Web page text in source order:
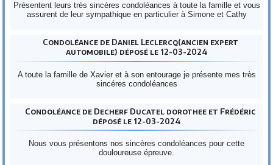
Présentent leurs très sincères condoléances à toute la famille et vous
assurent de leur sympathique en particulier à Simone et Cathy
Condoléance de Daniel Leclercq(ancien expert
automobile) déposé le 12-03-2024
A toute la famille de Xavier et à son entourage je présente mes très
sincéres condoléances
Condoléance de Decherf Ducatel dorothee et Frédéric
déposé le 12-03-2024
Nous vous présentons nos sincères condoléances pour cette
douloureuse épreuve.